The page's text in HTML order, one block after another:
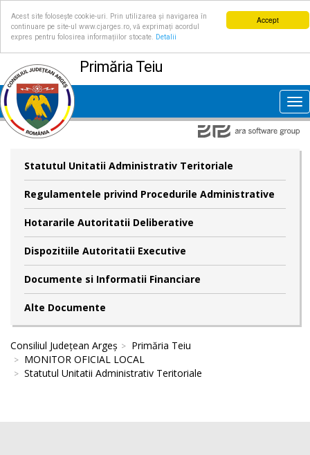
Accept
Acest site folosește cookie-uri. Prin utilizarea și navigarea în
continuare pe site-ul www.cjarges.ro, vă exprimați acordul
expres pentru folosirea informațiilor stocate.
Detalii
Primăria Teiu
Statutul Unitatii Administrativ Teritoriale
Regulamentele privind Procedurile Administrative
Hotararile Autoritatii Deliberative
Dispozitiile Autoritatii Executive
Documente si Informatii Financiare
Alte Documente
Consiliul Județean Argeș
Primăria Teiu
MONITOR OFICIAL LOCAL
Statutul Unitatii Administrativ Teritoriale